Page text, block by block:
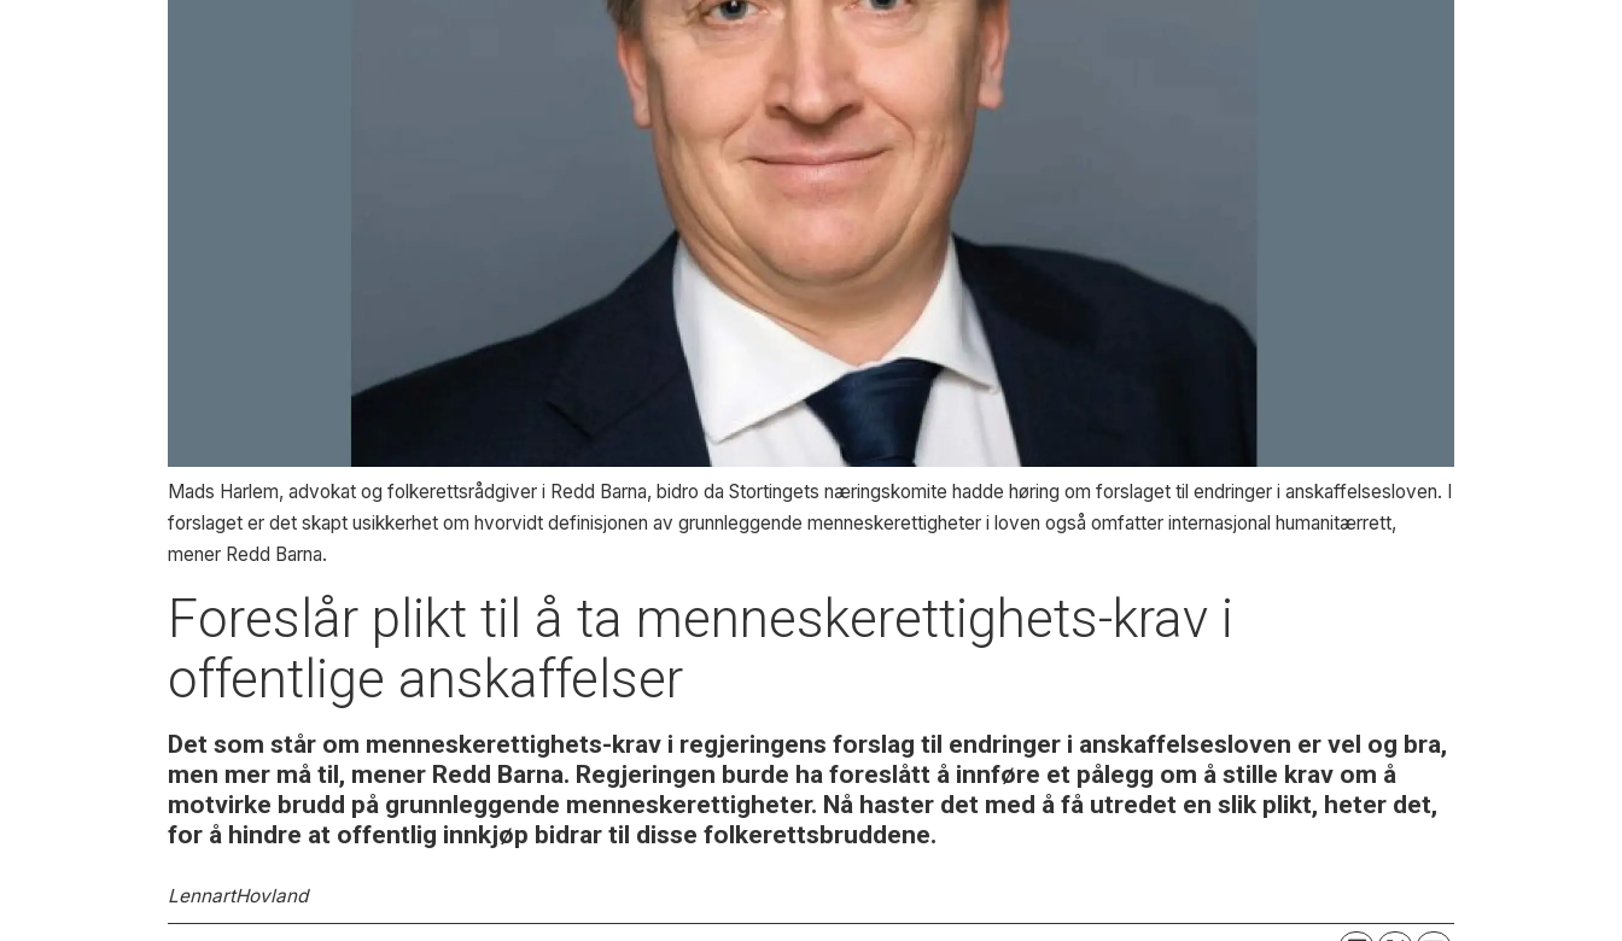
Mads Harlem, advokat og folkerettsrådgiver i Redd Barna, bidro da Stortingets næringskomite hadde høring om forslaget til endringer i anskaffelsesloven. I
forslaget er det skapt usikkerhet om hvorvidt definisjonen av grunnleggende menneskerettigheter i loven også omfatter internasjonal humanitærrett,
mener Redd Barna.
Foreslår plikt til å ta menneskerettighets-krav i
offentlige anskaffelser
Det som står om menneskerettighets-krav i regjeringens forslag til endringer i anskaffelsesloven er vel og bra,
men mer må til, mener Redd Barna. Regjeringen burde ha foreslått å innføre et pålegg om å stille krav om å
motvirke brudd på grunnleggende menneskerettigheter. Nå haster det med å få utredet en slik plikt, heter det,
for å hindre at offentlig innkjøp bidrar til disse folkerettsbruddene.
LennartHovland